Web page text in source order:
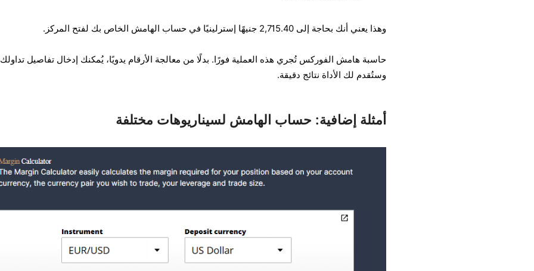
وهذا يعني أنك بحاجة إلى 2,715.40 جنيهًا إسترلينيًا في حساب الهامش الخاص بك لفتح المركز.
حاسبة هامش الفوركس تُجري هذه العملية فورًا. بدلًا من معالجة الأرقام يدويًا، يُمكنك إدخال تفاصيل
وستُقدم لك الأداة نتائج دقيقة.
أمثلة إضافية: حساب الهامش لسيناريوهات مختلفة